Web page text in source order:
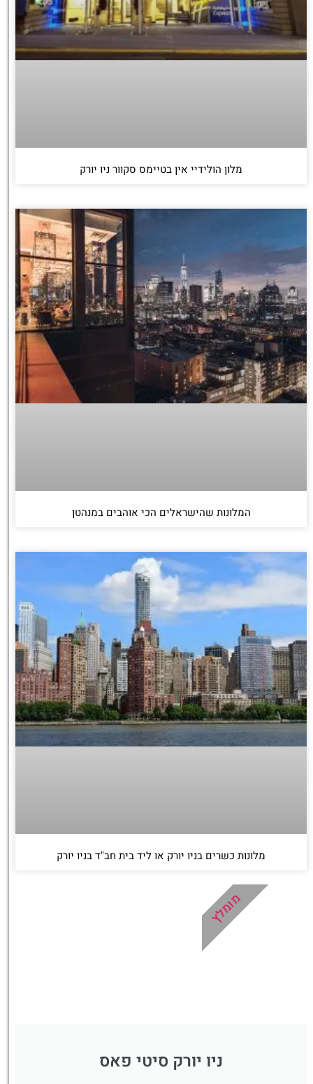
מלון הולידיי אין בטיימס סקוור ניו יורק
המלונות שהישראלים הכי אוהבים במנהטן
מלונות כשרים בניו יורק או ליד בית חב"ד בניו יורק
ניו יורק סיטי פאס
מומלץ